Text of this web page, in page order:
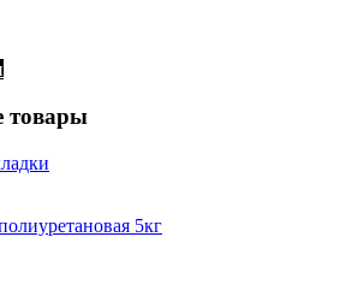
товары
5кг